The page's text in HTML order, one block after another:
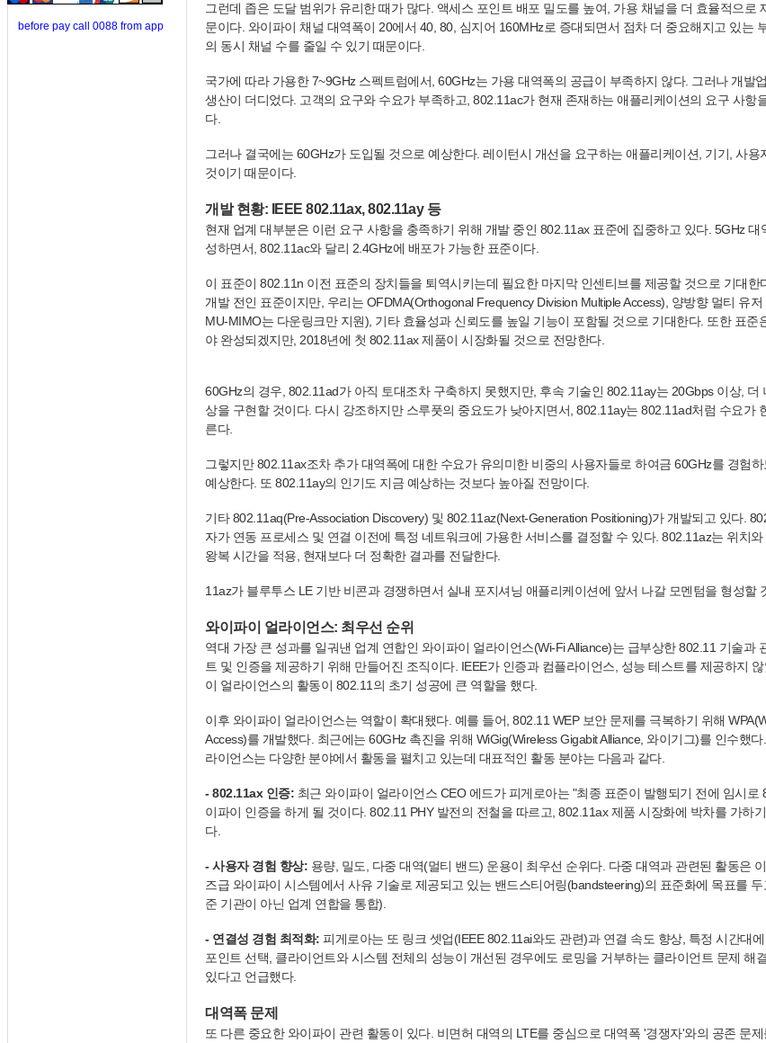
before pay call 0088 from app
그런데 좁은 도달 범위가 유리한 때가 많다. 액세스 포인트 배포 밀도를 높여, 가용 채널을 더 효율적으로
문이다. 와이파이 채널 대역폭이 20에서 40, 80, 심지어 160MHz로 증대되면서 점차 더 중요해지고 있는
의 동시 채널 수를 줄일 수 있기 때문이다.
국가에 따라 가용한 7~9GHz 스펙트럼에서, 60GHz는 가용 대역폭의 공급이 부족하지 않다. 그러나 개발
생산이 더디었다. 고객의 요구와 수요가 부족하고, 802.11ac가 현재 존재하는 애플리케이션의 요구 사항
다.
그러나 결국에는 60GHz가 도입될 것으로 예상한다. 레이턴시 개선을 요구하는 애플리케이션, 기기, 사용
것이기 때문이다.
개발 현황: IEEE 802.11ax, 802.11ay 등
현재 업계 대부분은 이런 요구 사항을 충족하기 위해 개발 중인 802.11ax 표준에 집중하고 있다. 5GHz 대
성하면서, 802.11ac와 달리 2.4GHz에 배포가 가능한 표준이다.
이 표준이 802.11n 이전 표준의 장치들을 퇴역시키는데 필요한 마지막 인센티브를 제공할 것으로 기대한
개발 전인 표준이지만, 우리는 OFDMA(Orthogonal Frequency Division Multiple Access), 양방향 멀티 유
MU-MIMO는 다운링크만 지원), 기타 효율성과 신뢰도를 높일 기능이 포함될 것으로 기대한다. 또한 표준
야 완성되겠지만, 2018년에 첫 802.11ax 제품이 시장화될 것으로 전망한다.
60GHz의 경우, 802.11ad가 아직 토대조차 구축하지 못했지만, 후속 기술인 802.11ay는 20Gbps 이상, 더
상을 구현할 것이다. 다시 강조하지만 스루풋의 중요도가 낮아지면서, 802.11ay는 802.11ad처럼 수요가
른다.
그렇지만 802.11ax조차 추가 대역폭에 대한 수요가 유의미한 비중의 사용자들로 하여금 60GHz를 경험
예상한다. 또 802.11ay의 인기도 지금 예상하는 것보다 높아질 전망이다.
기타 802.11aq(Pre-Association Discovery) 및 802.11az(Next-Generation Positioning)가 개발되고 있다.
자가 연동 프로세스 및 연결 이전에 특정 네트워크에 가용한 서비스를 결정할 수 있다. 802.11az는 위치
왕복 시간을 적용, 현재보다 더 정확한 결과를 전달한다.
11az가 블루투스 LE 기반 비콘과 경쟁하면서 실내 포지셔닝 애플리케이션에 앞서 나갈 모멘텀을 형성할
와이파이 얼라이언스: 최우선 순위
역대 가장 큰 성과를 일궈낸 업계 연합인 와이파이 얼라이언스(Wi-Fi Alliance)는 급부상한 802.11 기술과
트 및 인증을 제공하기 위해 만들어진 조직이다. IEEE가 인증과 컴플라이언스, 성능 테스트를 제공하지
이 얼라이언스의 활동이 802.11의 초기 성공에 큰 역할을 했다.
이후 와이파이 얼라이언스는 역할이 확대됐다. 예를 들어, 802.11 WEP 보안 문제를 극복하기 위해
Access)를 개발했다. 최근에는 60GHz 촉진을 위해 WiGig(Wireless Gigabit Alliance, 와이기그)를 인수했
라이언스는 다양한 분야에서 활동을 펼치고 있는데 대표적인 활동 분야는 다음과 같다.
- 802.11ax 인증: 최근 와이파이 얼라이언스 CEO 에드가 피게로아는 "최종 표준이 발행되기 전에 임시로
이파이 인증을 하게 될 것이다. 802.11 PHY 발전의 전철을 따르고, 802.11ax 제품 시장화에 박차를 가하
다.
- 사용자 경험 향상: 용량, 밀도, 다중 대역(멀티 밴드) 운용이 최우선 순위다. 다중 대역과 관련된 활동은
즈급 와이파이 시스템에서 사유 기술로 제공되고 있는 밴드스티어링(bandsteering)의 표준화에 목표를
준 기관이 아닌 업계 연합을 통합).
- 연결성 경험 최적화: 피게로아는 또 링크 셋업(IEEE 802.11ai와도 관련)과 연결 속도 향상, 특정 시간대
포인트 선택, 클라이언트와 시스템 전체의 성능이 개선된 경우에도 로밍을 거부하는 클라이언트 문제 해
있다고 언급했다.
대역폭 문제
또 다른 중요한 와이파이 관련 활동이 있다. 비면허 대역의 LTE를 중심으로 대역폭 '경쟁자'와의 공존 문